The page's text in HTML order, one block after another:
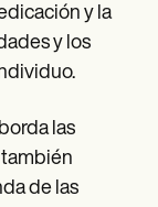
y la
y los
las
de las